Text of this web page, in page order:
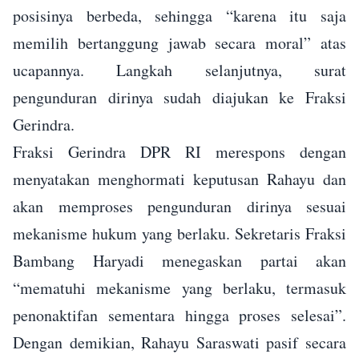
posisinya berbeda, sehingga “karena itu saja
memilih bertanggung jawab secara moral” atas
ucapannya. Langkah selanjutnya, surat
pengunduran dirinya sudah diajukan ke Fraksi
Gerindra.
Fraksi Gerindra DPR RI merespons dengan
menyatakan menghormati keputusan Rahayu dan
akan memproses pengunduran dirinya sesuai
mekanisme hukum yang berlaku. Sekretaris Fraksi
Bambang Haryadi menegaskan partai akan
“mematuhi mekanisme yang berlaku, termasuk
penonaktifan sementara hingga proses selesai”.
Dengan demikian, Rahayu Saraswati pasif secara